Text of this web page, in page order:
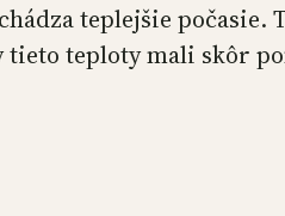
teplejšie počasie.
tieto teploty mali skôr